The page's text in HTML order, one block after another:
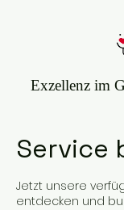
Exzellenz im
Service
Jetzt unsere
entdecken und